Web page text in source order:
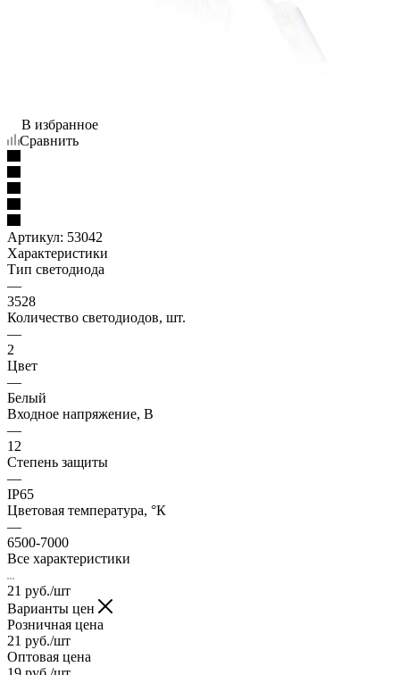
В избранное
Сравнить
Артикул: 53042
Характеристики
Тип светодиода
—
3528
Количество светодиодов, шт.
—
2
Цвет
—
Белый
Входное напряжение, В
—
12
Степень защиты
—
IP65
Цветовая температура, °К
—
6500-7000
Все характеристики
21 руб./шт
Варианты цен
Розничная цена
21 руб./шт
Оптовая цена